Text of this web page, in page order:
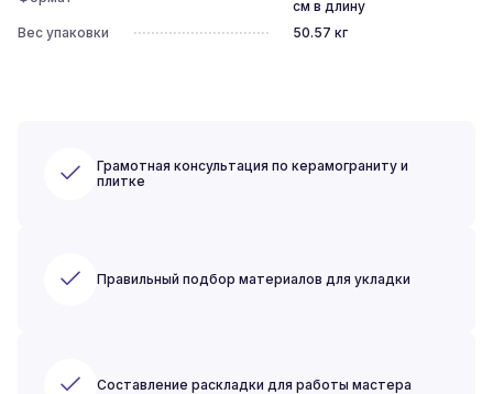
см в длину
Вес упаковки
50.57 кг
Грамотная консультация по керамограниту и
плитке
Правильный подбор материалов для укладки
Составление раскладки для работы мастера